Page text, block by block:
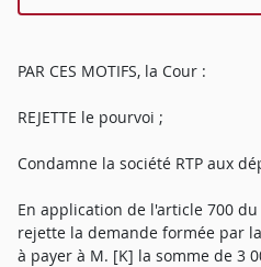
PAR CES MOTIFS, la Cour :
REJETTE le pourvoi ;
Condamne la société RTP aux
En application de l'article 700
rejette la demande formée par
à payer à M. [K] la somme de 3